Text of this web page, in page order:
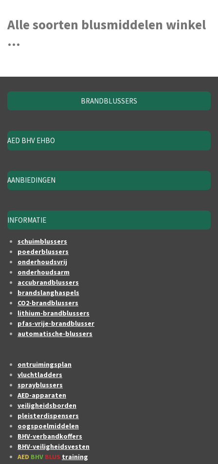
Alle soorten blusmiddelen winkel
...
BRANDBLUSSERS
AED BHV EHBO
AANBIEDINGEN
INFORMATIE
schuimblussers
poederblussers
onderhoudsvrij
onderhoudsarm
accubrandblussers
brandslanghaspels
CO2-brandblussers
lithium-brandblussers
pfas-vrije-brandblusser
automatische-blussers
ontruimingsplan
vluchtladders
sprayblussers
AED-apparaten
veiligheidsborden
pleisterdispensers
oogspoelmiddelen
BHV-verbandkoffers
BHV-veiligheidsvesten
AED BHV BLUS training